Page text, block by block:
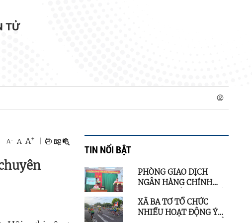
TỬ
A- A A+
TIN NỔI BẬT
PHÒNG GIAO DỊCH
NGÂN HÀNG CHÍNH
CHỨC HỘI NGHỊ SƠ KẾT
HOẠT ĐỘNG ỦY THÁC
XÃ BA TƠ TỔ CHỨC
NHIỀU HOẠT ĐỘNG Ý